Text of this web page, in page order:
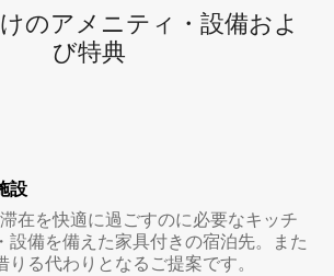
のア⁠メ⁠ニ⁠テ⁠ィ⁠・設⁠備⁠およ
び特⁠典
設
在を快適に過ごすのに必要なキッチ
設備を備えた家具付きの宿泊先。また
る代わりとなるご提案です。